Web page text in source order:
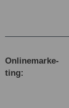
Online­marke­
ting: